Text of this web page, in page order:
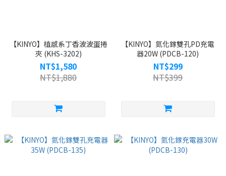
【KINYO】植感系丁香波波蛋捲
夾 (KHS-3202)
NT$1,580
NT$1,880
【KINYO】氮化鎵雙孔PD充電
器20W (PDCB-120)
NT$299
NT$399